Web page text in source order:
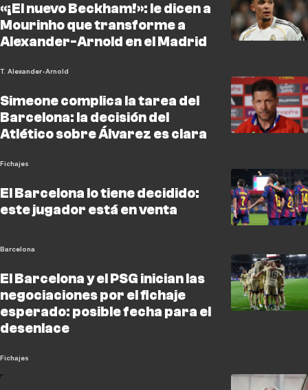
«¡El nuevo Beckham!»: le dicen a
Mourinho que transforme a
Alexander-Arnold en el Madrid
T. Alexander-Arnold
Simeone complica la tarea del
Barcelona: la decisión del
Atlético sobre Álvarez es clara
Fichajes
El Barcelona lo tiene decidido:
este jugador está en venta
Barcelona
El Barcelona y el PSG inician las
negociaciones por el fichaje
esperado: posible fecha para el
desenlace
Fichajes